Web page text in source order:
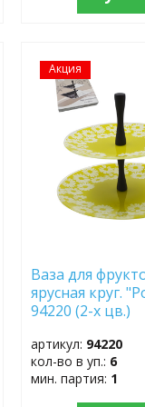
Акция
ДОБАВИТЬ
В
ИЗБРАННОЕ
Ваза для
ярусная круг.
94220 (2-х цв.)
артикул: 94220
кол-во в уп.: 6
мин. партия: 1